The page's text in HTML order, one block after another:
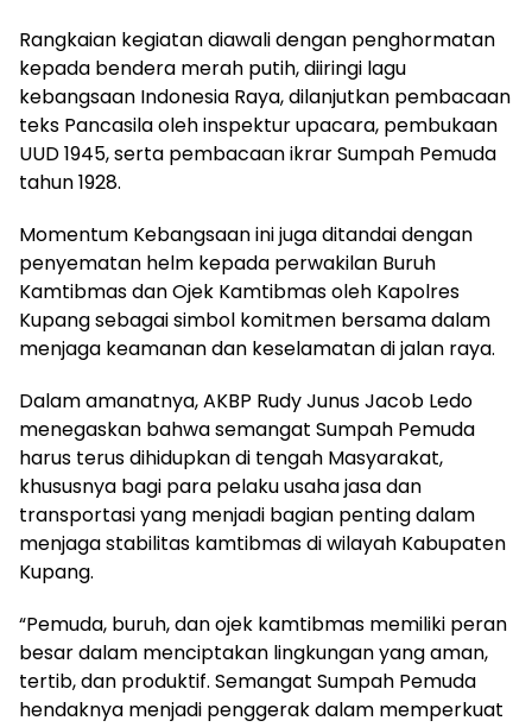
Rangkaian kegiatan diawali dengan penghormatan
kepada bendera merah putih, diiringi lagu
kebangsaan Indonesia Raya, dilanjutkan pembacaan
teks Pancasila oleh inspektur upacara, pembukaan
UUD 1945, serta pembacaan ikrar Sumpah Pemuda
tahun 1928.
Momentum Kebangsaan ini juga ditandai dengan
penyematan helm kepada perwakilan Buruh
Kamtibmas dan Ojek Kamtibmas oleh Kapolres
Kupang sebagai simbol komitmen bersama dalam
menjaga keamanan dan keselamatan di jalan raya.
Dalam amanatnya, AKBP Rudy Junus Jacob Ledo
menegaskan bahwa semangat Sumpah Pemuda
harus terus dihidupkan di tengah Masyarakat,
khususnya bagi para pelaku usaha jasa dan
transportasi yang menjadi bagian penting dalam
menjaga stabilitas kamtibmas di wilayah Kabupaten
Kupang.
“Pemuda, buruh, dan ojek kamtibmas memiliki peran
besar dalam menciptakan lingkungan yang aman,
tertib, dan produktif. Semangat Sumpah Pemuda
hendaknya menjadi penggerak dalam memperkuat